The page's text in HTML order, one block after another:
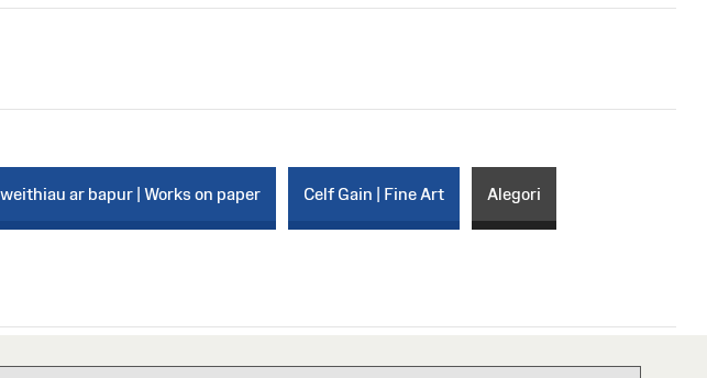
ar bapur | Works on paper Celf Gain | Fine Art Alegori